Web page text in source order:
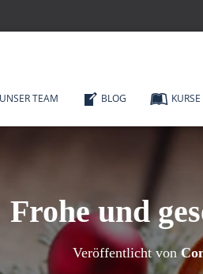
UNSER TEAM BLOG KURSE
Frohe und
Veröffentlicht von